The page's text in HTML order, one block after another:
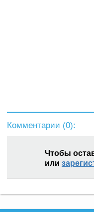
Комментарии (0):
Чтобы
или